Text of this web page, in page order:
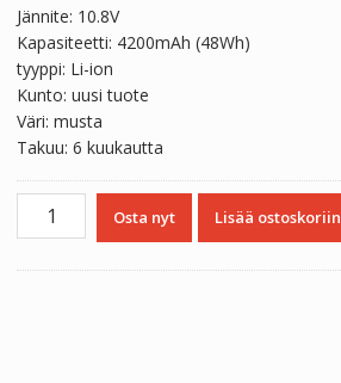
oli:
€60.72.€33.73.
Jännite: 10.8V
Kapasiteetti: 4200mAh (48Wh)
tyyppi: Li-ion
Kunto: uusi tuote
Väri: musta
Takuu: 6 kuukautta
Kannettavan
tietokoneen
Osta nyt Lisää ostoskoriin